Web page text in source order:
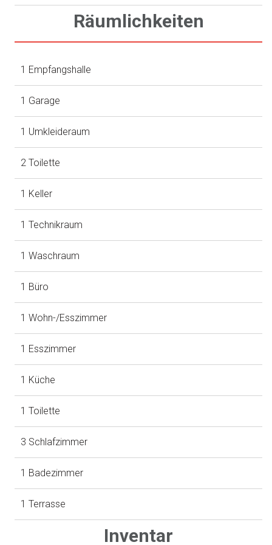
Räumlichkeiten
1 Empfangshalle
1 Garage
1 Umkleideraum
2 Toilette
1 Keller
1 Technikraum
1 Waschraum
1 Büro
1 Wohn-/Esszimmer
1 Esszimmer
1 Küche
1 Toilette
3 Schlafzimmer
1 Badezimmer
1 Terrasse
Inventar